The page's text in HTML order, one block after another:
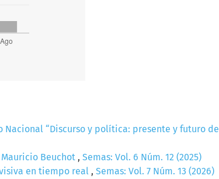
“Discurso y política: presente y futuro de
Beuchot , Semas: Vol. 6 Núm. 12 (2025)
en tiempo real , Semas: Vol. 7 Núm. 13 (2026)